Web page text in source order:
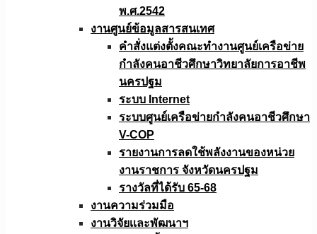
พ.ศ.2542
งานศูนย์ข้อมูลสารสนเทศ
คำสั่งแต่งตั้งคณะทำงานศูนย์เครือข่าย
กำลังคนอาชีวศึกษาวิทยาลัยการอาชีพ
นครปฐม
ระบบ Internet
ระบบศูนย์เครือข่ายกำลังคนอาชีวศึกษา
V-COP
รายงานการลดใช้พลังงานของหน่วย
งานราชการ จังหวัดนครปฐม
รางวัลที่ได้รับ 65-68
งานความร่วมมือ
งานวิจัยเเละพัฒนาฯ